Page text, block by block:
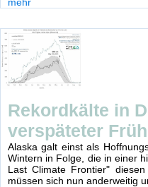
Rekordkälte in
verspäteter
Alaska galt einst als
Wintern in Folge, die in einer
Last Climate Frontier"
müssen sich nun anderweitig